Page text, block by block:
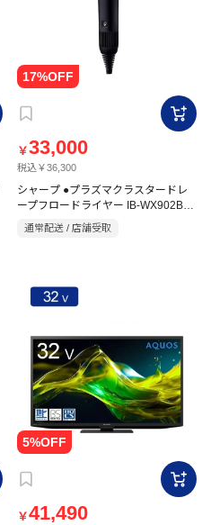
￥33,000
税込￥36,300
シャープ ●プラズマクラスタードレ
ープフロードライヤー IB-WX902B
ブラック系
通常配送 / 店舗受取
￥41,490